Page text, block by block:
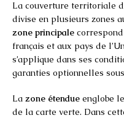
La couverture territoriale
divise en plusieurs zones
zone principale
français et aux pays de
s’applique dans ses
garanties optionnelles
La zone étendue englobe
de la carte verte. Dans